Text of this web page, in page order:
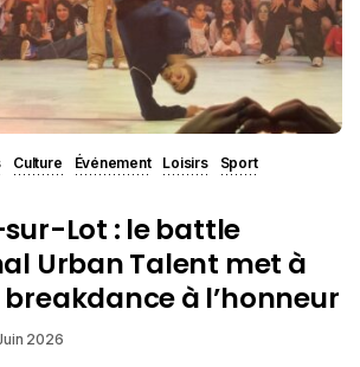
Culture Événement Loisirs
Sport
Lot : le battle
Urban Talent met à
à l’honneur
2026